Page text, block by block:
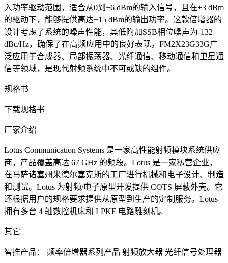
入功率驱动范围，适合从0到+6 dBm的输入信号，且在+3 dBm
的驱动下，能够提供高达+15 dBm的输出功率。这款倍增器的
设计考虑了系统的噪声性能，其低附加SSB相位噪声为‐132
dBc/Hz，确保了在高频应用中的良好表现。FM2X23G33G广
泛应用于合成器、局部振荡器、光纤通信、移动通信和卫星通
信等领域，是现代射频系统中不可或缺的组件。
规格书
下载规格书
厂家介绍
Lotus Communication Systems 是一家高性能射频模块系统供应
商，产品覆盖高达 67 GHz 的频段。Lotus 是一家私营企业，
在马萨诸塞州米德尔塞克斯的工厂进行机械和电子设计、制造
和测试。Lotus 为射频/电子原型开发提供 COTS 屏蔽外壳。它
还根据用户的规格要求提供从原型到生产的定制服务。Lotus
拥有多台 4 轴数控机床和 LPKF 电路雕刻机。
其它
智推产品： 频率倍增器系列产品 射频放大器 光纤信号处理器